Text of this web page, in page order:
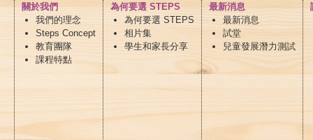
關於我們
我們的理念
Steps Concept
教育團隊
課程特點
為何要選 STEPS
為何要選 STEPS
相片集
學生和家長分享
最新消息
最新消息
試堂
兒童發展潛力測試